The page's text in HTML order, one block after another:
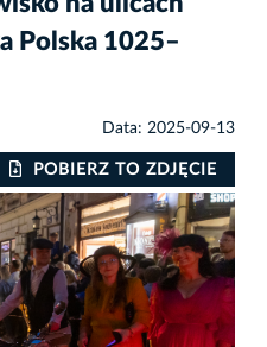
Polska 1025–
Data: 2025-09-13
POBIERZ TO ZDJĘCIE